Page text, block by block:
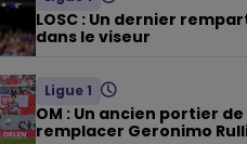
LOSC : Un dernier
dans le viseur
Ligue 1
OM : Un ancien portier
remplacer Geronimo